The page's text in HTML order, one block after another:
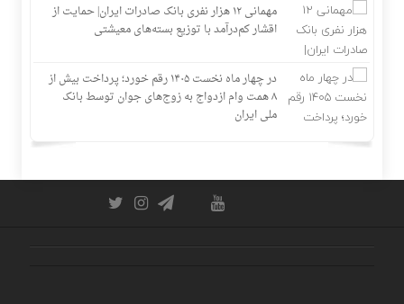
مهمانی ۱۲ هزار نفری بانک صادرات ایران| حمایت از
اقشار کم‌درآمد با توزیع بسته‌های معیشتی
در چهار ماه نخست ۱۴۰۵ رقم خورد؛ پرداخت بیش از
۸ همت وام ازدواج به زوج‌های جوان توسط بانک
ملی ایران